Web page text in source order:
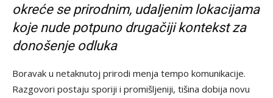
okreće se prirodnim, udaljenim lokacijama
koje nude potpuno drugačiji kontekst za
donošenje odluka
Boravak u netaknutoj prirodi menja tempo komunikacije.
Razgovori postaju sporiji i promišljeniji, tišina dobija novu